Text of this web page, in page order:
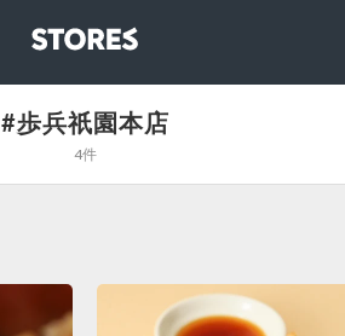
STORES
#歩兵祇園本店
4件